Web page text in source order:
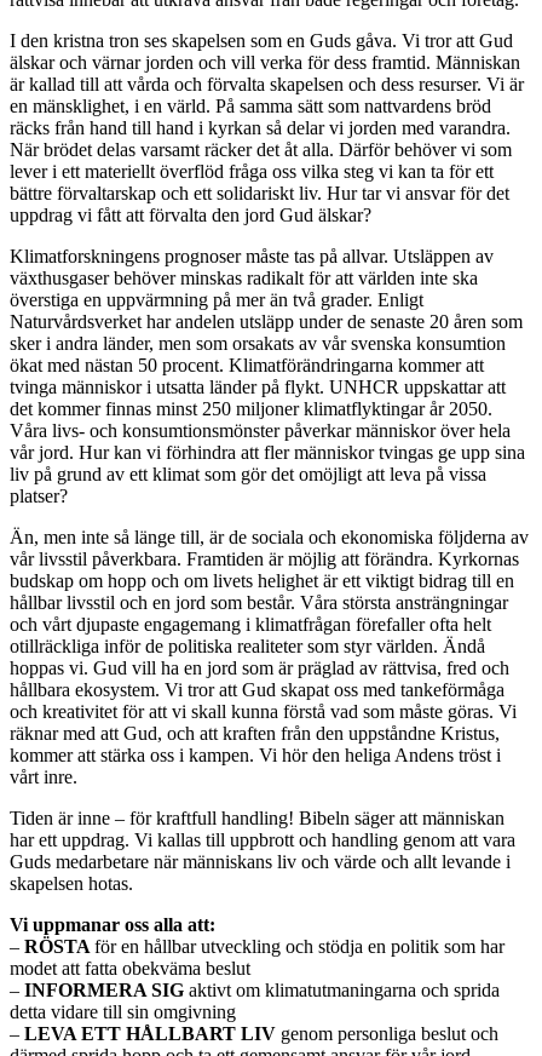
I den kristna tron ses skapelsen som en Guds gåva. Vi tror att Gud
älskar och värnar jorden och vill verka för dess framtid. Människan
är kallad till att vårda och förvalta skapelsen och dess resurser. Vi är
en mänsklighet, i en värld. På samma sätt som nattvardens bröd
räcks från hand till hand i kyrkan så delar vi jorden med varandra.
När brödet delas varsamt räcker det åt alla. Därför behöver vi som
lever i ett materiellt överflöd fråga oss vilka steg vi kan ta för ett
bättre förvaltarskap och ett solidariskt liv. Hur tar vi ansvar för det
uppdrag vi fått att förvalta den jord Gud älskar?
Klimatforskningens prognoser måste tas på allvar. Utsläppen av
växthusgaser behöver minskas radikalt för att världen inte ska
överstiga en uppvärmning på mer än två grader. Enligt
Naturvårdsverket har andelen utsläpp under de senaste 20 åren som
sker i andra länder, men som orsakats av vår svenska konsumtion
ökat med nästan 50 procent. Klimatförändringarna kommer att
tvinga människor i utsatta länder på flykt. UNHCR uppskattar att
det kommer finnas minst 250 miljoner klimatflyktingar år 2050.
Våra livs- och konsumtionsmönster påverkar människor över hela
vår jord. Hur kan vi förhindra att fler människor tvingas ge upp sina
liv på grund av ett klimat som gör det omöjligt att leva på vissa
platser?
Än, men inte så länge till, är de sociala och ekonomiska följderna av
vår livsstil påverkbara. Framtiden är möjlig att förändra. Kyrkornas
budskap om hopp och om livets helighet är ett viktigt bidrag till en
hållbar livsstil och en jord som består. Våra största ansträngningar
och vårt djupaste engagemang i klimatfrågan förefaller ofta helt
otillräckliga inför de politiska realiteter som styr världen. Ändå
hoppas vi. Gud vill ha en jord som är präglad av rättvisa, fred och
hållbara ekosystem. Vi tror att Gud skapat oss med tankeförmåga
och kreativitet för att vi skall kunna förstå vad som måste göras. Vi
räknar med att Gud, och att kraften från den uppståndne Kristus,
kommer att stärka oss i kampen. Vi hör den heliga Andens tröst i
vårt inre.
Tiden är inne – för kraftfull handling! Bibeln säger att människan
har ett uppdrag. Vi kallas till uppbrott och handling genom att vara
Guds medarbetare när människans liv och värde och allt levande i
skapelsen hotas.
Vi uppmanar oss alla att:
– RÖSTA för en hållbar utveckling och stödja en politik som har
modet att fatta obekväma beslut
– INFORMERA SIG aktivt om klimatutmaningarna och sprida
detta vidare till sin omgivning
– LEVA ETT HÅLLBART LIV genom personliga beslut och